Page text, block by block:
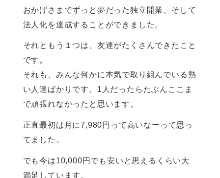
おかげさまでずっと夢だった独立開業、そして
法人化を達成することができました。
それともう１つは、友達がたくさんできたこと
です。
それも、みんな何かに本気で取り組んでいる熱
い人達ばかりです。1人だったらたぶんここま
で頑張れなかったと思います。
正直最初は月に7,980円って高いなーって思っ
てました。
でも今は10,000円でも安いと思えるくらい大
満足しています。